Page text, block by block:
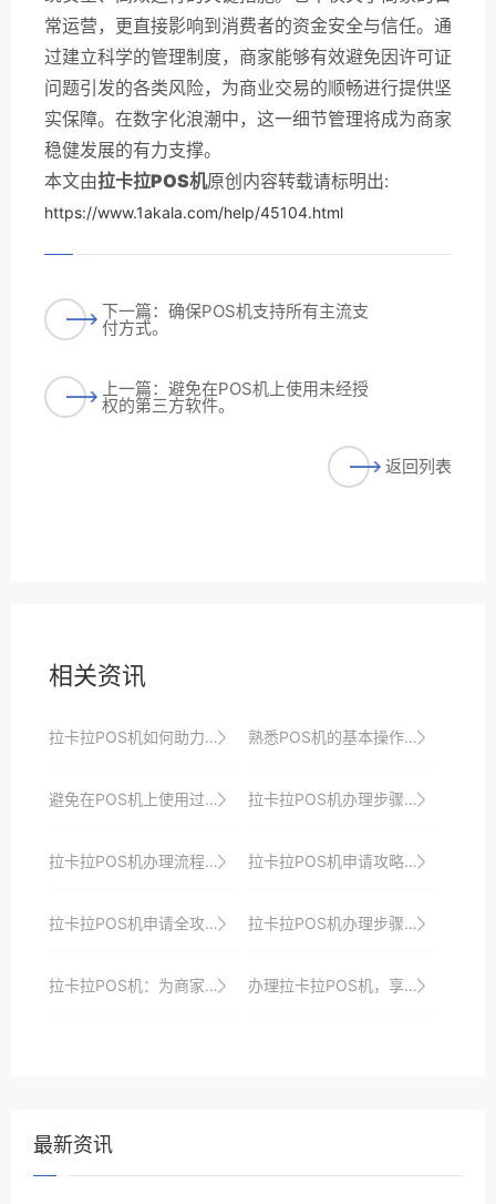
常运营，更直接影响到消费者的资金安全与信任。通
过建立科学的管理制度，商家能够有效避免因许可证
问题引发的各类风险，为商业交易的顺畅进行提供坚
实保障。在数字化浪潮中，这一细节管理将成为商家
稳健发展的有力支撑。
本文由拉卡拉POS机原创内容转载请标明出:
https://www.1akala.com/help/45104.html
下一篇：确保POS机支持所有主流支
付方式。
上一篇：避免在POS机上使用未经授
权的第三方软件。
返回列表
相关资讯
拉卡拉POS机如何助力商家提升顾客满意度 熟悉POS机的基本操作界面和功能键。
避免在POS机上使用过于简单的用户名或密码。 拉卡拉POS机办理步骤与注意事项详解
拉卡拉POS机办理流程优化：更快更便捷地开启收银之旅，助力商家快速发展与成长壮大 拉卡拉POS机申请攻略：助你打造差异化支付体验，提升竞争力
拉卡拉POS机申请全攻略：从入门到精通的实战指南 拉卡拉POS机办理步骤详解：轻松搞定收银升级以提升店铺竞争力并引领支付潮流
拉卡拉POS机：为商家带来极致的支付体验和服务 办理拉卡拉POS机，享受一站式收银解决方案、安全保障、专业支付服务与全方位支持
最新资讯